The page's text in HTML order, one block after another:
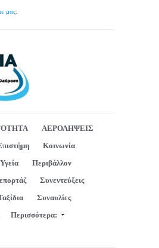
μας.
ΑΕΡΟΛΗΨΕΙΣ
Κοινωνία
Υγεία
Περιβάλλον
Συνεντεύξεις
Συναυλίες
Περισσότερα: